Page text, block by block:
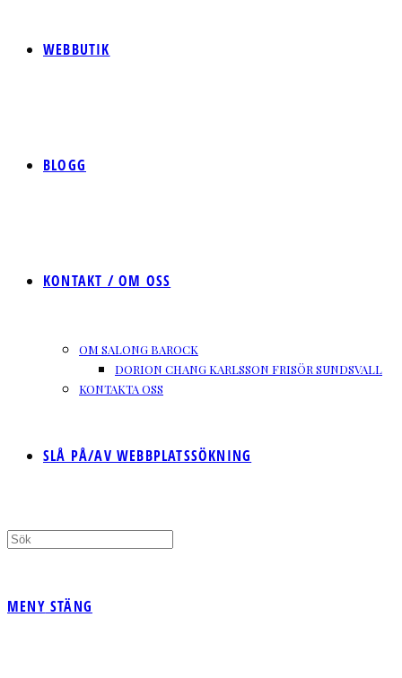
WEBBUTIK
BLOGG
KONTAKT / OM OSS
OM SALONG BAROCK
DORION CHANG KARLSSON FRISÖR SUNDSVALL
KONTAKTA OSS
SLÅ PÅ/AV WEBBPLATSSÖKNING
MENY STÄNG